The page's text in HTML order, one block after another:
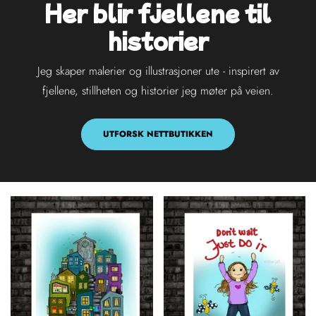
Her blir fjellene til
historier
Jeg skaper malerier og illustrasjoner ute - inspirert av
fjellene, stillheten og historier jeg møter på veien.
UTFORSK NETTBUTIKKEN